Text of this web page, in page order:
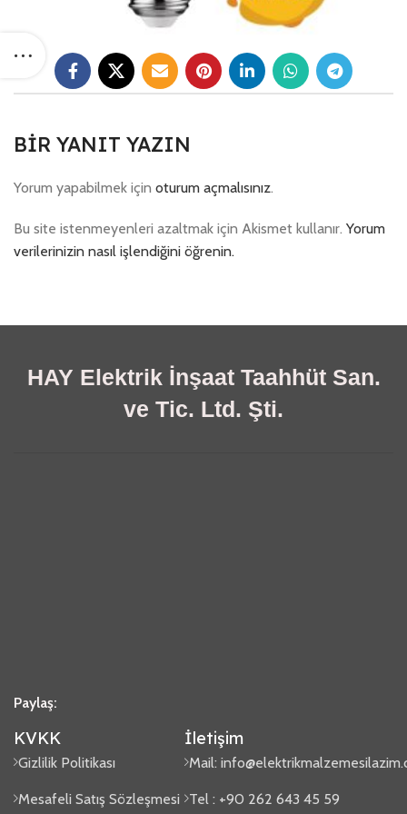
BIR YANIT YAZIN
Yorum yapabilmek için oturum açmalısınız.
Bu site istenmeyenleri azaltmak için Akismet kullanır. Yorum
verilerinizin nasıl işlendiğini öğrenin.
HAY Elektrik İnşaat Taahhüt San.
ve Tic. Ltd. Şti.
Paylaş:
KVKK
Gizlilik Politikası
Mesafeli Satış Sözleşmesi
İletişim
Mail:
Tel : +90 262 643 45 59